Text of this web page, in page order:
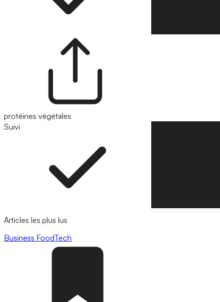
protéines végétales
Suivi
Articles les plus lus
Business FoodTech